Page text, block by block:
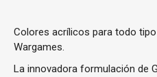
Colores acrílicos para todo
Wargames.
La innovadora formulación de